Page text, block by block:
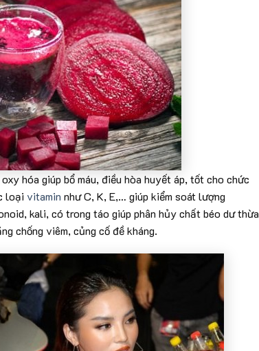
hóa giúp bổ máu, điều hòa huyết áp, tốt cho chức
loại vitamin như C, K, E,… giúp kiểm soát lượng
kali, có trong táo giúp phân hủy chất béo dư thừa
chống viêm, củng cố đề kháng.